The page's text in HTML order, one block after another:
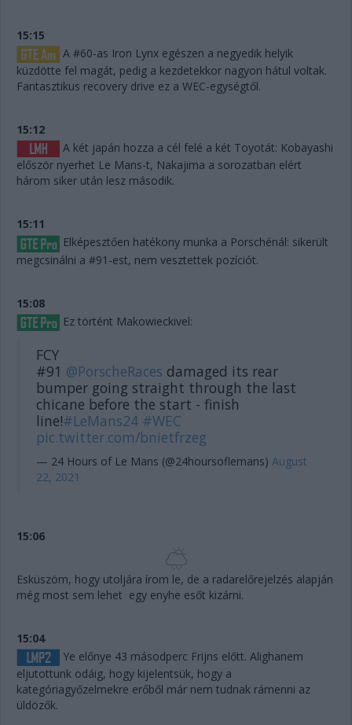
15:15
A #60-as Iron Lynx egészen a negyedik helyik
küzdötte fel magát, pedig a kezdetekkor nagyon hátul voltak.
Fantasztikus recovery drive ez a WEC-egységtől.
15:12
A két japán hozza a cél felé a két Toyotát: Kobayashi
először nyerhet Le Mans-t, Nakajima a sorozatban elért
három siker után lesz második.
15:11
Elképesztően hatékony munka a Porschénál: sikerült
megcsinálni a #91-est, nem vesztettek pozíciót.
15:08
Ez történt Makowieckivel:
FCY
#91 @PorscheRaces damaged its rear
bumper going straight through the last
chicane before the start - finish
line!#LeMans24 #WEC
pic.twitter.com/bnietfrzeg
— 24 Hours of Le Mans (@24hoursoflemans) August
22, 2021
15:06
Esküszöm, hogy utoljára írom le, de a radarelőrejelzés alapján
még most sem lehet egy enyhe esőt kizárni.
15:04
Ye előnye 43 másodperc Frijns előtt. Alighanem
eljutottunk odáig, hogy kijelentsük, hogy a
kategóriagyőzelmekre erőből már nem tudnak rámenni az
üldözők.